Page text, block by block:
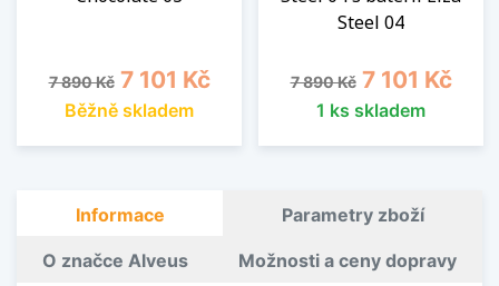
Běžná cena
7 890 Kč Cena
7 101 Kč
Běžně skladem
Steel 04
Běžná cena
7 890 Kč Cena
7 101 Kč
1 ks skladem
Informace Parametry zboží
O značce Alveus Možnosti a ceny dopravy